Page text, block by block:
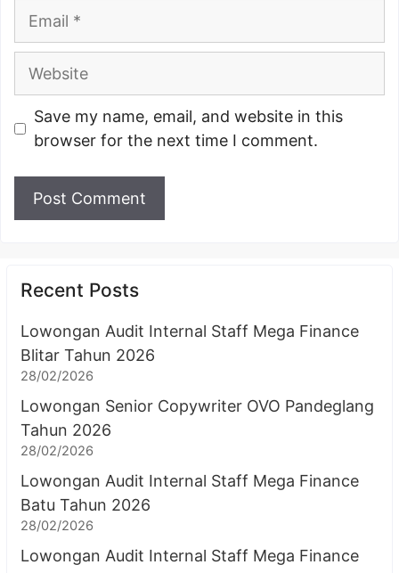
Website
Save my name, email, and website in this
browser for the next time I comment.
Recent Posts
Lowongan Audit Internal Staff Mega Finance
Blitar Tahun 2026
28/02/2026
Lowongan Senior Copywriter OVO Pandeglang
Tahun 2026
28/02/2026
Lowongan Audit Internal Staff Mega Finance
Batu Tahun 2026
28/02/2026
Lowongan Audit Internal Staff Mega Finance